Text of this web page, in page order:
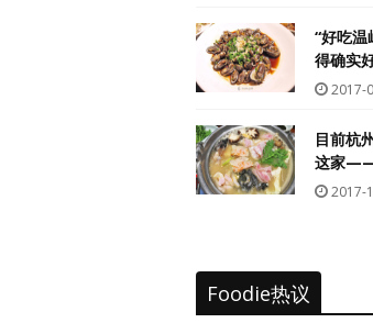
“好吃温
得确实
2017-
目前杭
这家——
2017-
Foodie热议